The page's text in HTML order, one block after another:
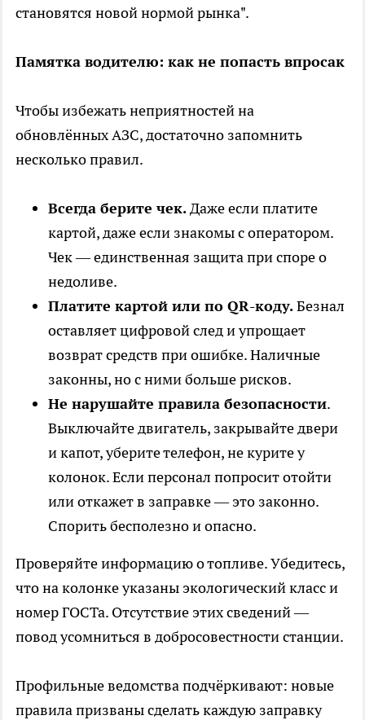
становятся новой нормой рынка".
Памятка водителю: как не попасть впросак
Чтобы избежать неприятностей на
обновлённых АЗС, достаточно запомнить
несколько правил.
Всегда берите чек.Даже если платите
картой, даже если знакомы с оператором.
Чек — единственная защита при споре о
недоливе.
Платите картой или по QR-коду.Безнал
оставляет цифровой след и упрощает
возврат средств при ошибке. Наличные
законны, но с ними больше рисков.
Не нарушайте правила безопасности.
Выключайте двигатель, закрывайте двери
и капот, уберите телефон, не курите у
колонок. Если персонал попросит отойти
или откажет в заправке — это законно.
Спорить бесполезно и опасно.
Проверяйте информацию о топливе. Убедитесь,
что на колонке указаны экологический класс и
номер ГОСТа. Отсутствие этих сведений —
повод усомниться в добросовестности станции.
Профильные ведомства подчёркивают: новые
правила призваны сделать каждую заправку